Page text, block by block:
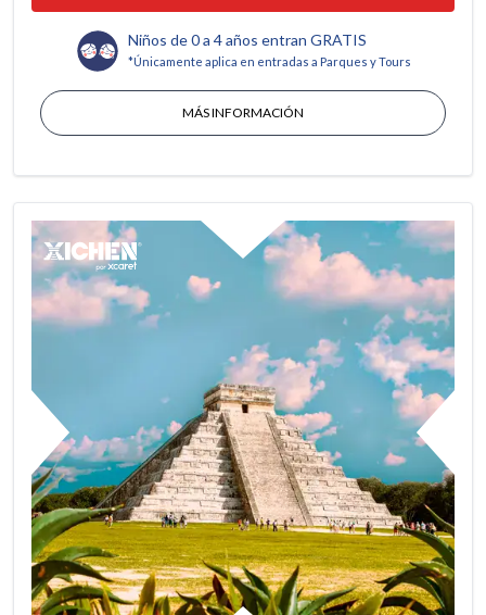
Niños de 0 a 4 años entran GRATIS
*Únicamente aplica en entradas a Parques y Tours
MÁS INFORMACIÓN